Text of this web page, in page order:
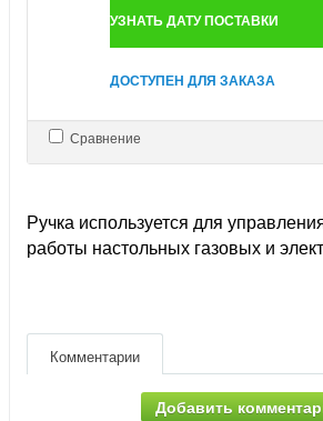
УЗНАТЬ ДАТУ ПОСТАВКИ
ДОСТУПЕН ДЛЯ ЗАКАЗА
Сравнение
Ручка используется для
работы настольных газовых и
Комментарии
Добавить